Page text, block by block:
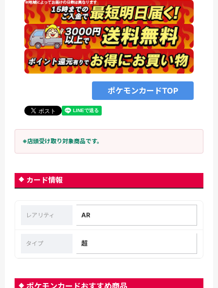
ポケモンカードTOP
※店頭受け取り対象商品です。
カード情報
レアリティ AR
タイプ 超
ポケモンカードおすすめ商品